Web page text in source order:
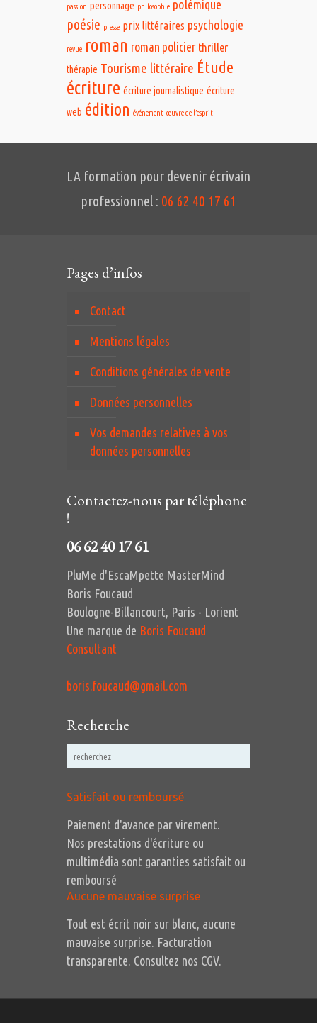
passion personnage philosophie polémique
poésie presse prix littéraires psychologie
revue roman roman policier thriller
thérapie Tourisme littéraire Étude
écriture écriture journalistique écriture
web édition événement œuvre de l’esprit
LA formation pour devenir écrivain
professionnel : 06 62 40 17 61
Pages d’infos
Contact
Mentions légales
Conditions générales de vente
Données personnelles
Vos demandes relatives à vos
données personnelles
Contactez-nous par téléphone
!
06 62 40 17 61
PluMe d'EscaMpette MasterMind
Boris Foucaud
Boulogne-Billancourt, Paris - Lorient
Une marque de Boris Foucaud
Consultant
boris.foucaud@gmail.com
Recherche
Satisfait ou remboursé
Paiement d'avance par virement.
Nos prestations d'écriture ou
multimédia sont garanties satisfait ou
remboursé
Aucune mauvaise surprise
Tout est écrit noir sur blanc, aucune
mauvaise surprise. Facturation
transparente. Consultez nos CGV.